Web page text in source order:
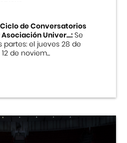
de Conversatorios
Univer...:Se
el jueves 28 de
de noviem...